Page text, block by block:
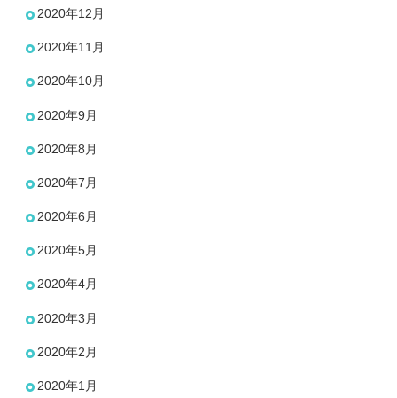
2020年12月
2020年11月
2020年10月
2020年9月
2020年8月
2020年7月
2020年6月
2020年5月
2020年4月
2020年3月
2020年2月
2020年1月